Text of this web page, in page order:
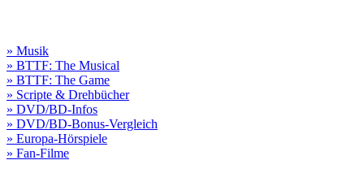
» Musik
» BTTF: The Musical
» BTTF: The Game
» Scripte & Drehbücher
» DVD/BD-Infos
» DVD/BD-Bonus-Vergleich
» Europa-Hörspiele
» Fan-Filme